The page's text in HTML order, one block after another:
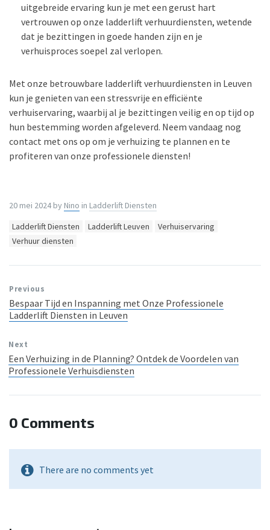
uitgebreide ervaring kun je met een gerust hart
vertrouwen op onze ladderlift verhuurdiensten, wetende
dat je bezittingen in goede handen zijn en je
verhuisproces soepel zal verlopen.
Met onze betrouwbare ladderlift verhuurdiensten in Leuven
kun je genieten van een stressvrije en efficiënte
verhuiservaring, waarbij al je bezittingen veilig en op tijd op
hun bestemming worden afgeleverd. Neem vandaag nog
contact met ons op om je verhuizing te plannen en te
profiteren van onze professionele diensten!
20 mei 2024by Nino in Ladderlift Diensten
Tags:
Ladderlift Diensten Ladderlift Leuven
Verhuiservaring
Verhuur diensten
Previous
Bespaar Tijd en Inspanning met Onze Professionele
Ladderlift Diensten in Leuven
Next
Een Verhuizing in de Planning? Ontdek de Voordelen van
Professionele Verhuisdiensten
0 Comments
There are no comments yet